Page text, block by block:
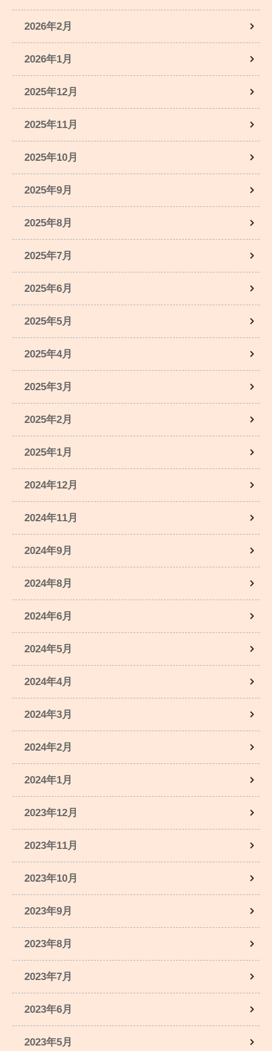
2026年2月
2026年1月
2025年12月
2025年11月
2025年10月
2025年9月
2025年8月
2025年7月
2025年6月
2025年5月
2025年4月
2025年3月
2025年2月
2025年1月
2024年12月
2024年11月
2024年9月
2024年8月
2024年6月
2024年5月
2024年4月
2024年3月
2024年2月
2024年1月
2023年12月
2023年11月
2023年10月
2023年9月
2023年8月
2023年7月
2023年6月
2023年5月